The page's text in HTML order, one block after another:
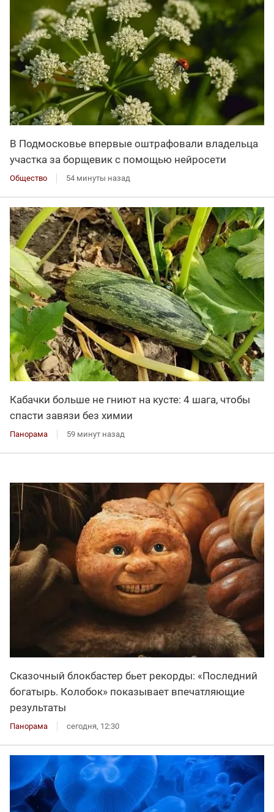
В Подмосковье впервые оштрафовали владельца
участка за борщевик с помощью нейросети
Общество 54 минуты назад
Кабачки больше не гниют на кусте: 4 шага, чтобы
спасти завязи без химии
Панорама 59 минут назад
Сказочный блокбастер бьет рекорды: «Последний
богатырь. Колобок» показывает впечатляющие
результаты
Панорама сегодня, 12:30